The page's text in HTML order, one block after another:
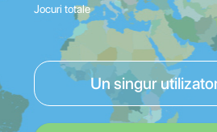
Jocuri totale
Un singur